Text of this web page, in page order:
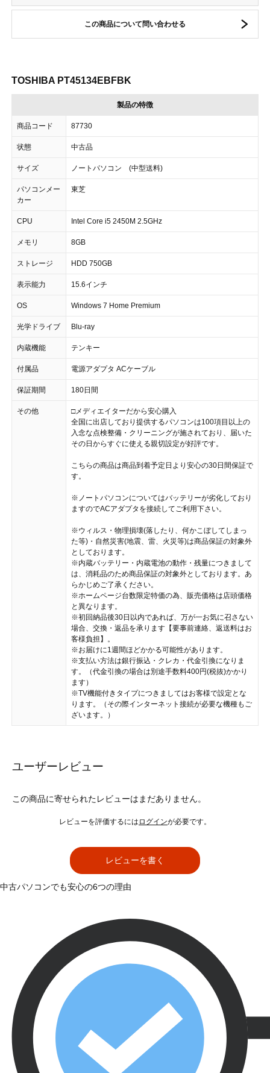
この商品について問い合わせる
TOSHIBA PT45134EBFBK
製品の特徴
商品コード 87730
状態 中古品
サイズ ノートパソコン (中型送料)
パソコンメー
カー
東芝
CPU Intel Core i5 2450M 2.5GHz
メモリ 8GB
ストレージ HDD 750GB
表示能力 15.6インチ
OS Windows 7 Home Premium
光学ドライブ Blu-ray
内蔵機能 テンキー
付属品 電源アダプタ ACケーブル
保証期間 180日間
その他
□メディエイターだから安心購入
全国に出店しており提供するパソコンは100項目以上の
入念な点検整備・クリーニングが施されており、届いた
その日からすぐに使える親切設定が好評です。
こちらの商品は商品到着予定日より安心の30日間保証で
す。
※ノートパソコンについてはバッテリーが劣化しており
ますのでACアダプタを接続してご利用下さい。
※ウィルス・物理損壊(落したり、何かこぼしてしまっ
た等)・自然災害(地震、雷、火災等)は商品保証の対象外
としております。
※内蔵バッテリー・内蔵電池の動作・残量につきまして
は、消耗品のため商品保証の対象外としております。あ
らかじめご了承ください。
※ホームページ台数限定特価の為、販売価格は店頭価格
と異なります。
※初回納品後30日以内であれば、万が一お気に召さない
場合、交換・返品を承ります【要事前連絡、返送料はお
客様負担】。
※お届けに1週間ほどかかる可能性があります。
※支払い方法は銀行振込・クレカ・代金引換になりま
す。（代金引換の場合は別途手数料400円(税抜)かかり
ます）
※TV機能付きタイプにつきましてはお客様で設定とな
ります。（その際インターネット接続が必要な機種もご
ざいます。）
ユーザーレビュー
この商品に寄せられたレビューはまだありません。
レビューを評価するには ログインが必要です。
レビューを書く
中古パソコンでも安心の6つの理由